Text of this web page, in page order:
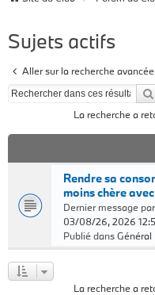
Sujets actifs
Aller sur la recherche avancée
La recherche a
Rendre sa
moins chère
Dernier message par
03/08/26, 2026
Publié dansGénéral
La recherche a